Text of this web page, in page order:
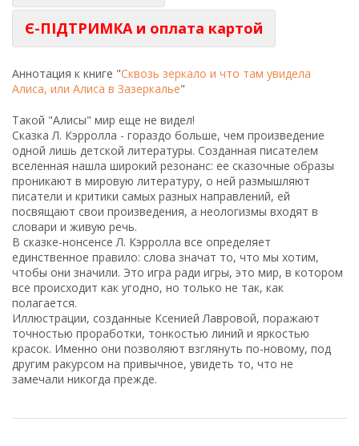
Є-ПІДТРИМКА и оплата картой
Аннотация к книге "Сквозь зеркало и что там увидела
Алиса, или Алиса в Зазеркалье"
Такой "Алисы" мир еще не видел!
Сказка Л. Кэрролла - гораздо больше, чем произведение
одной лишь детской литературы. Созданная писателем
вселенная нашла широкий резонанс: ее сказочные образы
проникают в мировую литературу, о ней размышляют
писатели и критики самых разных направлений, ей
посвящают свои произведения, а неологизмы входят в
словари и живую речь.
В сказке-нонсенсе Л. Кэрролла все определяет
единственное правило: слова значат то, что мы хотим,
чтобы они значили. Это игра ради игры, это мир, в котором
все происходит как угодно, но только не так, как
полагается.
Иллюстрации, созданные Ксенией Лавровой, поражают
точностью проработки, тонкостью линий и яркостью
красок. Именно они позволяют взглянуть по-новому, под
другим ракурсом на привычное, увидеть то, что не
замечали никогда прежде.